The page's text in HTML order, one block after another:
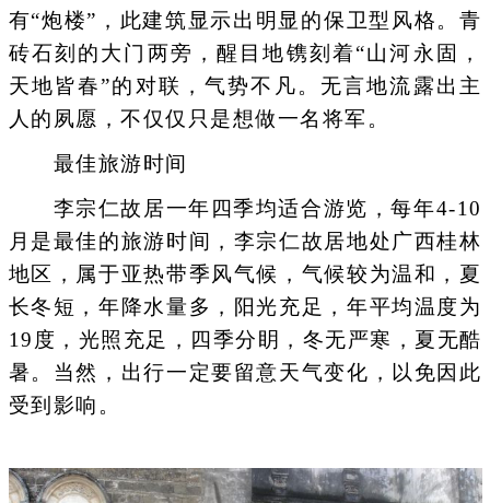
有“炮楼”，此建筑显示出明显的保卫型风格。青
砖石刻的大门两旁，醒目地镌刻着“山河永固，
天地皆春”的对联，气势不凡。无言地流露出主
人的夙愿，不仅仅只是想做一名将军。
最佳旅游时间
李宗仁故居一年四季均适合游览，每年4-10
月是最佳的旅游时间，李宗仁故居地处广西桂林
地区，属于亚热带季风气候，气候较为温和，夏
长冬短，年降水量多，阳光充足，年平均温度为
19度，光照充足，四季分眀，冬无严寒，夏无酷
暑。当然，出行一定要留意天气变化，以免因此
受到影响。